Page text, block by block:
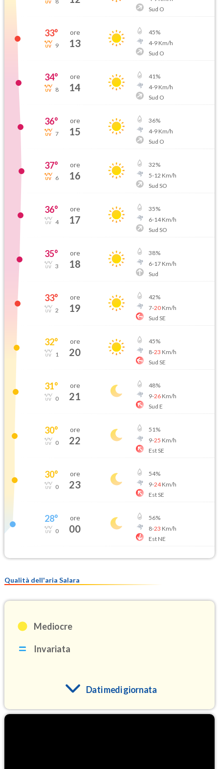
Sud O
33°
9
ore
13
45%
4-9Km/h
Sud O
34°
8
ore
14
41%
4-9Km/h
Sud O
36°
7
ore
15
36%
4-9Km/h
Sud O
37°
6
ore
16
32%
5-12 Km/h
Sud SO
36°
4
ore
17
35%
6-14Km/h
Sud SO
35°
3
ore
18
38%
6-17Km/h
Sud
33°
2
ore
19
42%
7-20Km/h
Sud SE
32°
1
ore
20
45%
8-23 Km/h
Sud SE
31°
0
ore
21
48%
9-26Km/h
Sud E
30°
0
ore
22
51%
9-25 Km/h
Est SE
30°
0
ore
23
54%
9-24Km/h
Est SE
28°
0
ore
00
56%
8-23 Km/h
Est NE
Qualità dell'aria Salara
Mediocre
Invariata
Dati medi giornata